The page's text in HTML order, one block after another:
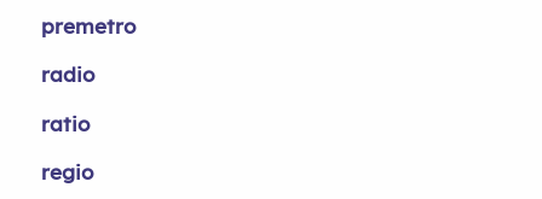
premetro
radio
ratio
regio